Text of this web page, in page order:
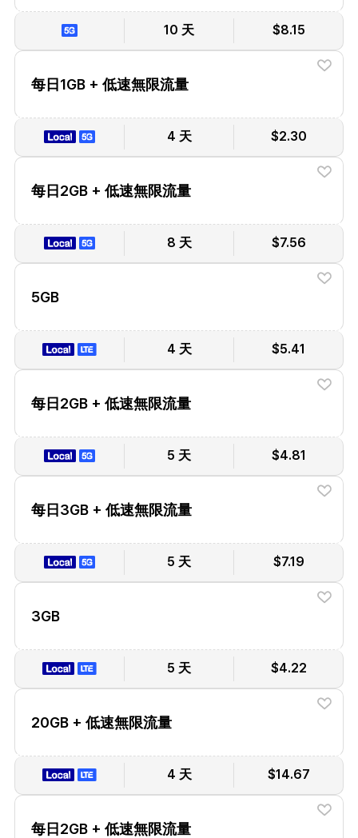
10 天 $8.15
每日1GB + 低速無限流量
4 天 $2.30
每日2GB + 低速無限流量
8 天 $7.56
5GB
4 天 $5.41
每日2GB + 低速無限流量
5 天 $4.81
每日3GB + 低速無限流量
5 天 $7.19
3GB
5 天 $4.22
20GB + 低速無限流量
4 天 $14.67
每日2GB + 低速無限流量